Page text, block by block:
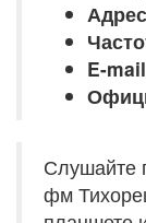
E-
Слушайте
фм